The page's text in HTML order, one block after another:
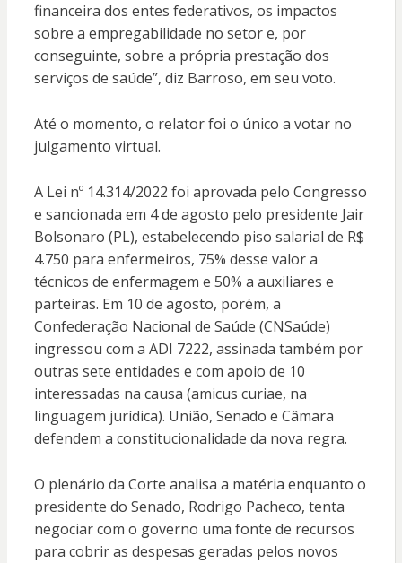
financeira dos entes federativos, os impactos
sobre a empregabilidade no setor e, por
conseguinte, sobre a própria prestação dos
serviços de saúde”, diz Barroso, em seu voto.
Até o momento, o relator foi o único a votar no
julgamento virtual.
A Lei nº 14.314/2022 foi aprovada pelo Congresso
e sancionada em 4 de agosto pelo presidente Jair
Bolsonaro (PL), estabelecendo piso salarial de R$
4.750 para enfermeiros, 75% desse valor a
técnicos de enfermagem e 50% a auxiliares e
parteiras. Em 10 de agosto, porém, a
Confederação Nacional de Saúde (CNSaúde)
ingressou com a ADI 7222, assinada também por
outras sete entidades e com apoio de 10
interessadas na causa (amicus curiae, na
linguagem jurídica). União, Senado e Câmara
defendem a constitucionalidade da nova regra.
O plenário da Corte analisa a matéria enquanto o
presidente do Senado, Rodrigo Pacheco, tenta
negociar com o governo uma fonte de recursos
para cobrir as despesas geradas pelos novos